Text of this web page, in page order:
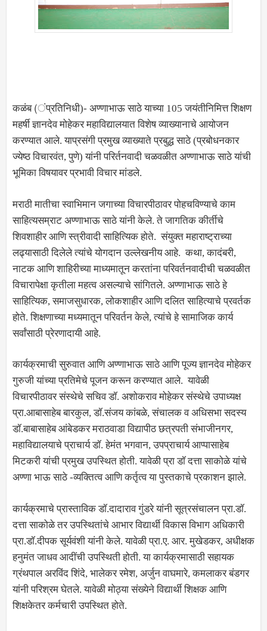
कळंब (ंप्रतिनिधी)- अण्णाभाऊ साठे याच्या 105 जयंतीनिमित्त शिक्षण
महर्षी ज्ञानदेव मोहेकर महाविद्यालयात विशेष व्याख्यानाचे आयोजन
करण्यात आले. याप्रसंगी प्रमुख व्याख्याते प्रबुद्ध साठे (प्रबोधनकार
ज्येष्ठ विचारवंत, पुणे) यांनी परिर्तनवादी चळवळीत अण्णाभाऊ साठे यांची
भूमिका विषयावर प्रभावी विचार मांडले.
मराठी मातीचा स्वाभिमान जगाच्या विचारपीठावर पोहचविण्याचे काम
साहित्यसम्राट अण्णाभाऊ साठे यांनी केले. ते जागतिक कीर्तीचे
शिवशाहीर आणि स्त्रीवादी साहित्यिक होते. संयुक्त महाराष्ट्राच्या
लढ्यासाठी दिलेले त्यांचे योगदान उल्लेखनीय आहे. कथा, कादंबरी,
नाटक आणि शाहिरीच्या माध्यमातून करतांना परिवर्तनवादीची चळवळीत
विचारापेक्षा कृतीला महत्व असल्याचे सांगितले. अण्णाभाऊ साठे हे
साहित्यिक, समाजसुधारक, लोकशाहीर आणि दलित साहित्याचे प्रवर्तक
होते. शिक्षणाच्या मध्यमातून परिवर्तन केले, त्यांचे हे सामाजिक कार्य
सर्वांसाठी प्रेरणादायी आहे.
कार्यक्रमाची सुरुवात आणि अण्णाभाऊ साठे आणि पूज्य ज्ञानदेव मोहेकर
गुरुजी यांच्या प्रतिमेचे पूजन करून करण्यात आले. यावेळी
विचारपीठावर संस्थेचे सचिव डॉ. अशोकराव मोहेकर संस्थेचे उपाध्यक्ष
प्रा.आबासाहेब बारकुल, डॉ.संजय कांबळे, संचालक व अधिसभा सदस्य
डॉ.बाबासाहेब आंबेडकर मराठवाडा विद्यापीठ छत्रपती संभाजीनगर,
महाविद्यालयाचे प्राचार्य डॉ. हेमंत भगवान, उपप्राचार्य आप्पासाहेब
मिटकरी यांची प्रमुख उपस्थित होती. यावेळी प्रा डॉ दत्ता साकोळे यांचे
अण्णा भाऊ साठे -व्यक्तित्व आणि कर्तृत्व या पुस्तकाचे प्रकाशन झाले.
कार्यक्रमाचे प्रास्ताविक डॉ.दादाराव गुंडरे यांनी सूत्रसंचालन प्रा.डॉ.
दत्ता साकोळे तर उपस्थितांचे आभार विद्यार्थी विकास विभाग अधिकारी
प्रा.डॉ.दीपक सूर्यवंशी यांनी केले. यावेळी प्रा.ए. आर. मुखेडकर, अधीक्षक
हनुमंत जाधव आदींची उपस्थिती होती. या कार्यक्रमासाठी सहायक
ग्रंथपाल अरविंद शिंदे, भालेकर रमेश, अर्जुन वाघमारे, कमलाकर बंडगर
यांनी परिश्रम घेतले. यावेळी मोठ्या संख्येने विद्यार्थी शिक्षक आणि
शिक्षकेतर कर्मचारी उपस्थित होते.